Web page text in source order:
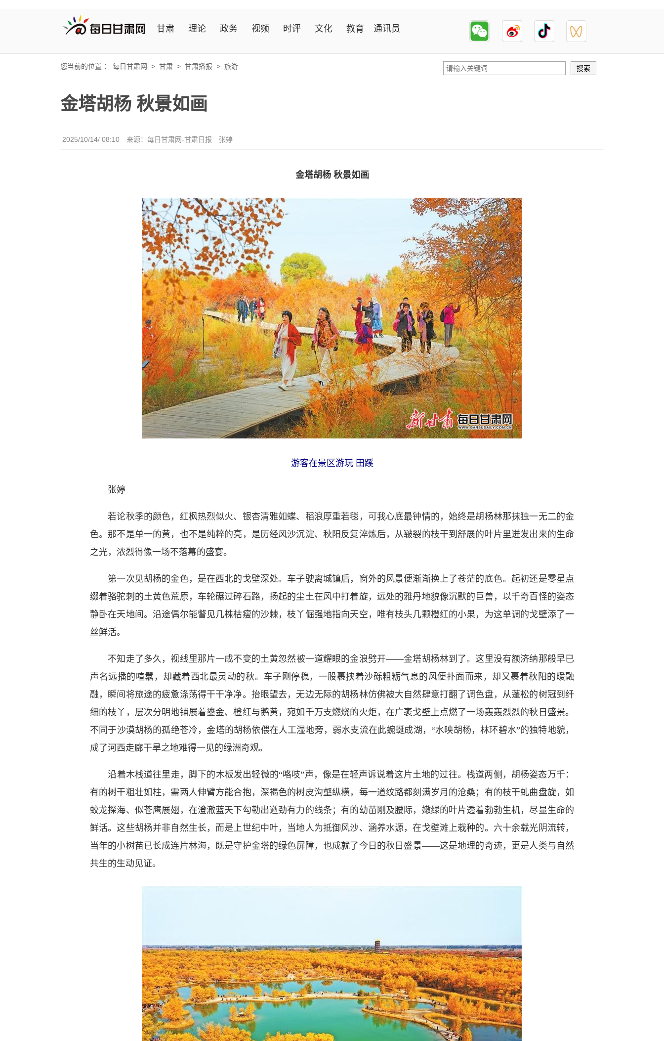
甘肃 理论 政务 视频 时评 文化 教育 通讯员
您当前的位置 ： 每日甘肃网 > 甘肃 > 甘肃播报 > 旅游
金塔胡杨 秋景如画
2025/10/14/ 08:10 来源：每日甘肃网-甘肃日报 张婷
金塔胡杨 秋景如画
游客在景区游玩 田蹊
张婷
若论秋季的颜色，红枫热烈似火、银杏清雅如蝶、稻浪厚重若毯，可我心底最钟情的，始终是胡杨林那抹独一无二的金
色。那不是单一的黄，也不是纯粹的亮，是历经风沙沉淀、秋阳反复淬炼后，从皲裂的枝干到舒展的叶片里迸发出来的生命
之光，浓烈得像一场不落幕的盛宴。
第一次见胡杨的金色，是在西北的戈壁深处。车子驶离城镇后，窗外的风景便渐渐换上了苍茫的底色。起初还是零星点
缀着骆驼刺的土黄色荒原，车轮碾过碎石路，扬起的尘土在风中打着旋，远处的雅丹地貌像沉默的巨兽，以千奇百怪的姿态
静卧在天地间。沿途偶尔能瞥见几株枯瘦的沙棘，枝丫倔强地指向天空，唯有枝头几颗橙红的小果，为这单调的戈壁添了一
丝鲜活。
不知走了多久，视线里那片一成不变的土黄忽然被一道耀眼的金浪劈开——金塔胡杨林到了。这里没有额济纳那般早已
声名远播的喧嚣，却藏着西北最灵动的秋。车子刚停稳，一股裹挟着沙砾粗粝气息的风便扑面而来，却又裹着秋阳的暖融
融，瞬间将旅途的疲惫涤荡得干干净净。抬眼望去，无边无际的胡杨林仿佛被大自然肆意打翻了调色盘，从蓬松的树冠到纤
细的枝丫，层次分明地铺展着鎏金、橙红与鹅黄，宛如千万支燃烧的火炬，在广袤戈壁上点燃了一场轰轰烈烈的秋日盛景。
不同于沙漠胡杨的孤绝苍冷，金塔的胡杨依偎在人工湿地旁，弱水支流在此蜿蜒成湖，“水映胡杨，林环碧水”的独特地貌，
成了河西走廊干旱之地难得一见的绿洲奇观。
沿着木栈道往里走，脚下的木板发出轻微的“咯吱”声，像是在轻声诉说着这片土地的过往。栈道两侧，胡杨姿态万千：
有的树干粗壮如柱，需两人伸臂方能合抱，深褐色的树皮沟壑纵横，每一道纹路都刻满岁月的沧桑；有的枝干虬曲盘旋，如
蛟龙探海、似苍鹰展翅，在澄澈蓝天下勾勒出遒劲有力的线条；有的幼苗刚及腰际，嫩绿的叶片透着勃勃生机，尽显生命的
鲜活。这些胡杨并非自然生长，而是上世纪中叶，当地人为抵御风沙、涵养水源，在戈壁滩上栽种的。六十余载光阴流转，
当年的小树苗已长成连片林海，既是守护金塔的绿色屏障，也成就了今日的秋日盛景——这是地理的奇迹，更是人类与自然
共生的生动见证。